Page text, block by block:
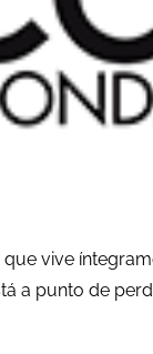
vive
a punto de